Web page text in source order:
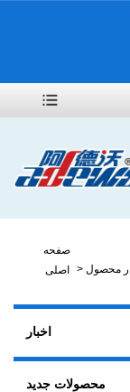
صفحه
اصلی
> محصول
اخبار
محصولات جدید